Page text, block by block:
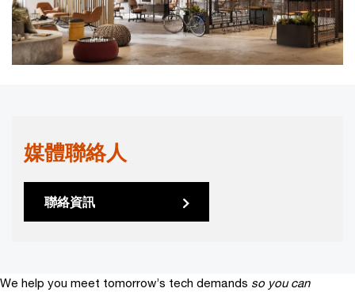
媒體聯絡人
聯絡資訊
We help you meet tomorrow’s tech demands so you can